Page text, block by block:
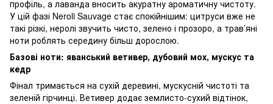
профіль, а лаванда вносить акуратну ароматичну чистоту.
У цій фазі Neroli Sauvage стає спокійнішим: цитруси вже не
такі різкі, неролі звучить чисто, зелено і прозоро, а трав’яні
ноти роблять середину більш дорослою.
Базові ноти: яванський ветивер, дубовий мох, мускус та
кедр
Фінал тримається на сухій деревині, мускусній чистоті та
зеленій гірчинці. Ветивер додає землисто-сухий відтінок,